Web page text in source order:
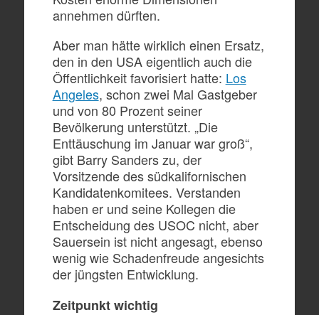
annehmen dürften.
Aber man hätte wirklich einen Ersatz,
den in den USA eigentlich auch die
Öffentlichkeit favorisiert hatte: Los
Angeles, schon zwei Mal Gastgeber
und von 80 Prozent seiner
Bevölkerung unterstützt. „Die
Enttäuschung im Januar war groß“,
gibt Barry Sanders zu, der
Vorsitzende des südkalifornischen
Kandidatenkomitees. Verstanden
haben er und seine Kollegen die
Entscheidung des USOC nicht, aber
Sauersein ist nicht angesagt, ebenso
wenig wie Schadenfreude angesichts
der jüngsten Entwicklung.
Zeitpunkt wichtig